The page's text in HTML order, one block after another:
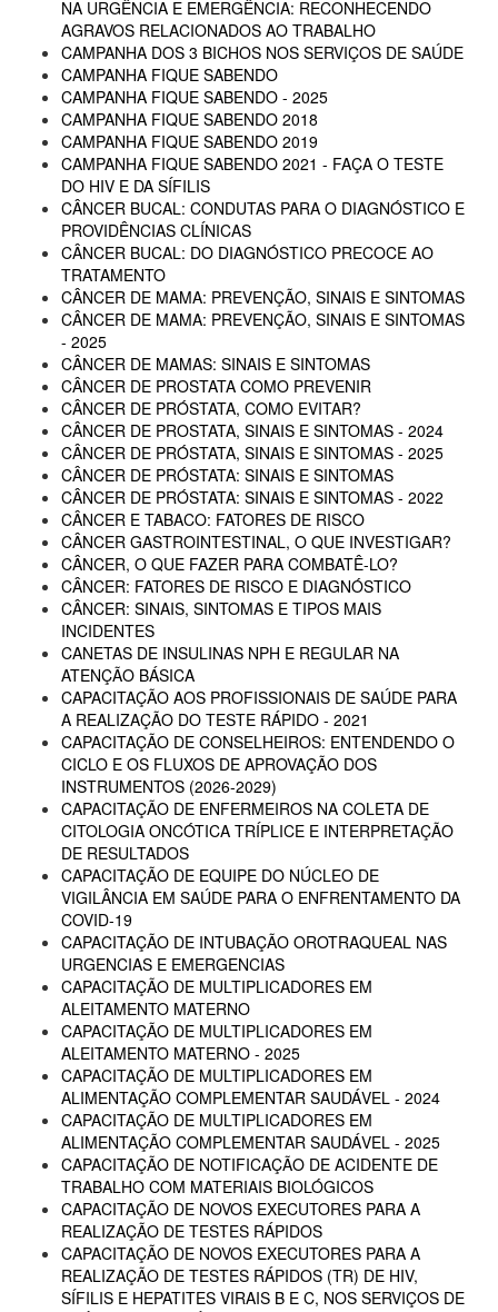
NA URGÊNCIA E EMERGÊNCIA: RECONHECENDO
AGRAVOS RELACIONADOS AO TRABALHO
CAMPANHA DOS 3 BICHOS NOS SERVIÇOS DE SAÚDE
CAMPANHA FIQUE SABENDO
CAMPANHA FIQUE SABENDO - 2025
CAMPANHA FIQUE SABENDO 2018
CAMPANHA FIQUE SABENDO 2019
CAMPANHA FIQUE SABENDO 2021 - FAÇA O TESTE
DO HIV E DA SÍFILIS
CÂNCER BUCAL: CONDUTAS PARA O DIAGNÓSTICO E
PROVIDÊNCIAS CLÍNICAS
CÂNCER BUCAL: DO DIAGNÓSTICO PRECOCE AO
TRATAMENTO
CÂNCER DE MAMA: PREVENÇÃO, SINAIS E SINTOMAS
CÂNCER DE MAMA: PREVENÇÃO, SINAIS E SINTOMAS
- 2025
CÂNCER DE MAMAS: SINAIS E SINTOMAS
CÂNCER DE PROSTATA COMO PREVENIR
CÂNCER DE PRÓSTATA, COMO EVITAR?
CÂNCER DE PROSTATA, SINAIS E SINTOMAS - 2024
CÂNCER DE PRÓSTATA, SINAIS E SINTOMAS - 2025
CÂNCER DE PRÓSTATA: SINAIS E SINTOMAS
CÂNCER DE PRÓSTATA: SINAIS E SINTOMAS - 2022
CÂNCER E TABACO: FATORES DE RISCO
CÂNCER GASTROINTESTINAL, O QUE INVESTIGAR?
CÂNCER, O QUE FAZER PARA COMBATÊ-LO?
CÂNCER: FATORES DE RISCO E DIAGNÓSTICO
CÂNCER: SINAIS, SINTOMAS E TIPOS MAIS
INCIDENTES
CANETAS DE INSULINAS NPH E REGULAR NA
ATENÇÃO BÁSICA
CAPACITAÇÃO AOS PROFISSIONAIS DE SAÚDE PARA
A REALIZAÇÃO DO TESTE RÁPIDO - 2021
CAPACITAÇÃO DE CONSELHEIROS: ENTENDENDO O
CICLO E OS FLUXOS DE APROVAÇÃO DOS
INSTRUMENTOS (2026-2029)
CAPACITAÇÃO DE ENFERMEIROS NA COLETA DE
CITOLOGIA ONCÓTICA TRÍPLICE E INTERPRETAÇÃO
DE RESULTADOS
CAPACITAÇÃO DE EQUIPE DO NÚCLEO DE
VIGILÂNCIA EM SAÚDE PARA O ENFRENTAMENTO DA
COVID-19
CAPACITAÇÃO DE INTUBAÇÃO OROTRAQUEAL NAS
URGENCIAS E EMERGENCIAS
CAPACITAÇÃO DE MULTIPLICADORES EM
ALEITAMENTO MATERNO
CAPACITAÇÃO DE MULTIPLICADORES EM
ALEITAMENTO MATERNO - 2025
CAPACITAÇÃO DE MULTIPLICADORES EM
ALIMENTAÇÃO COMPLEMENTAR SAUDÁVEL - 2024
CAPACITAÇÃO DE MULTIPLICADORES EM
ALIMENTAÇÃO COMPLEMENTAR SAUDÁVEL - 2025
CAPACITAÇÃO DE NOTIFICAÇÃO DE ACIDENTE DE
TRABALHO COM MATERIAIS BIOLÓGICOS
CAPACITAÇÃO DE NOVOS EXECUTORES PARA A
REALIZAÇÃO DE TESTES RÁPIDOS
CAPACITAÇÃO DE NOVOS EXECUTORES PARA A
REALIZAÇÃO DE TESTES RÁPIDOS (TR) DE HIV,
SÍFILIS E HEPATITES VIRAIS B E C, NOS SERVIÇOS DE